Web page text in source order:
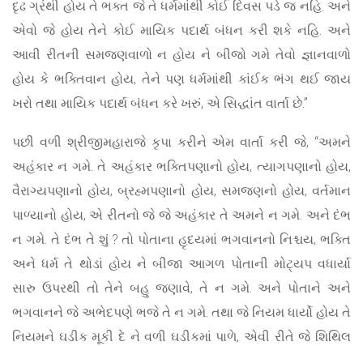
દૃઢ ગ્રંથી હોય તે ભક્ત જે તે ધર્મમાંથી કોઈ દિવસ પડે જ નહિ. અને
એવો જે હોય તેને કોઈ માયિક પદાર્થ બંધન કરી શકે નહિ. અને
આવી રીતની સમજણવાળો ન હોય ને બીજો ગમે તેવો જ્ઞાનવાળો
હોય કે ભક્તિવાન હોય, તેને પણ ધર્મમાંથી કાંઈક ભંગ થઈ જાય
ખરો તથા માયિક પદાર્થ બંધન કરે ખરું, એ સિદ્ધાંત વાર્તા છે.”
પછી વળી શ્રીજીમહારાજે કૃપા કરીને એમ વાર્તા કરી જે, “અમને
અહંકાર ન ગમે. તે અહંકાર ભક્તિપણાનો હોય, ત્યાગપણાનો હોય,
વૈરાગ્યપણાનો હોય, બ્રહ્મપણાનો હોય, સમજણનો હોય, વર્તમાન
પાળ્યાનો હોય, એ રીતનો જે જે અહંકાર તે અમને ન ગમે. અને દંભ
ન ગમે. તે દંભ તે શું ? તો પોતાના હૃદયમાં ભગવાનનો નિશ્ચય, ભક્તિ
અને ધર્મ તે થોડાં હોય ને બીજા આગળ પોતાની મોટ્યપ વધાર્યા
સારુ ઉપરથી તો તેને બહુ જણાવે, તે ન ગમે. અને પોતાને અને
ભગવાનને જે અભેદપણે ભજે તે ન ગમે. તથા જે નિયમ ધાર્યો હોય તે
નિયમને ઘડીક મૂકી દે ને વળી ઘડીકમાં પાળે, એવી રીતે જે શિથિલ